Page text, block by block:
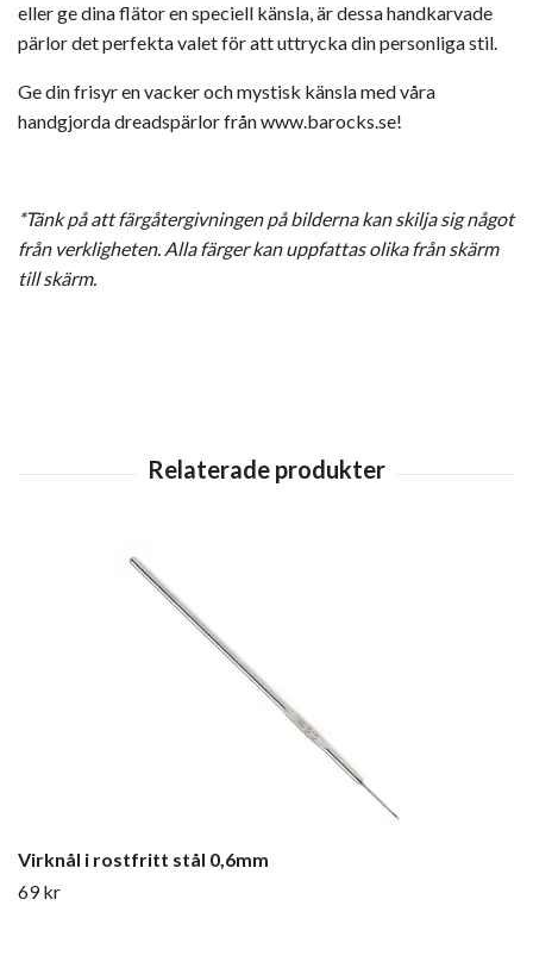
eller ge dina flätor en speciell känsla, är dessa handkarvade
pärlor det perfekta valet för att uttrycka din personliga stil.
Ge din frisyr en vacker och mystisk känsla med våra
handgjorda dreadspärlor frånwww.barocks.se!
*Tänk på att färgåtergivningen på bilderna kan skilja sig något
från verkligheten. Alla färger kan uppfattas olika från skärm
till skärm.
Virknål i rostfritt stål 0,6mm
69 kr